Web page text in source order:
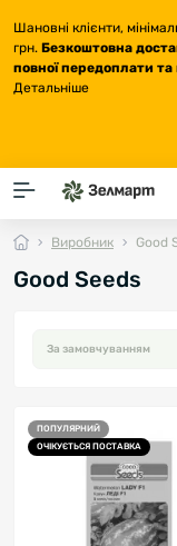
Шановні клієнти,
грн. Безкоштовна
повної передоплати та
Детальніше
Виробник Good
Good Seeds
ПОПУЛЯРНИЙ
ОЧІКУЄТЬСЯ ПОСТАВКА